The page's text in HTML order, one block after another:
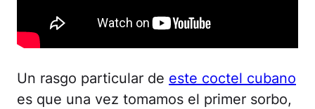
Un rasgo particular de este coctel cubano
es que una vez tomamos el primer sorbo,